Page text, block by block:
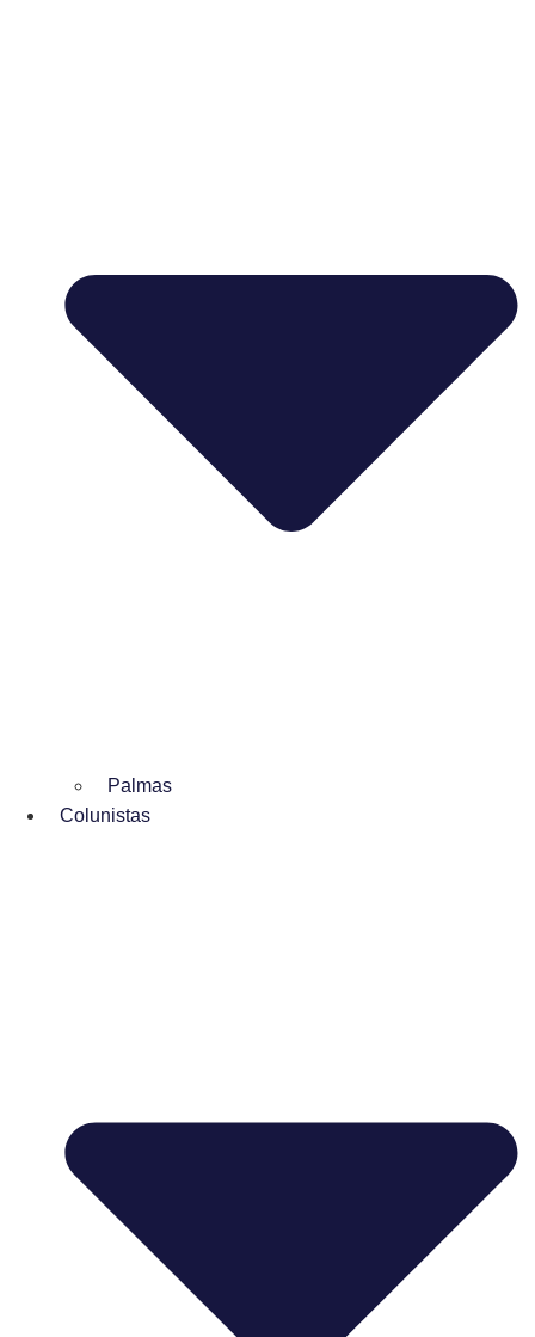
Palmas
Colunistas